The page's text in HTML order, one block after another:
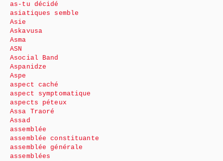
as-tu décidé
asiatiques semble
Asie
Askavusa
Asma
ASN
Asocial Band
Aspanidze
Aspe
aspect caché
aspect symptomatique
aspects péteux
Assa Traoré
Assad
assemblée
assemblée constituante
assemblée générale
assemblées